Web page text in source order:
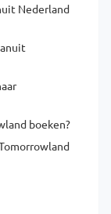
Nederland
boeken?